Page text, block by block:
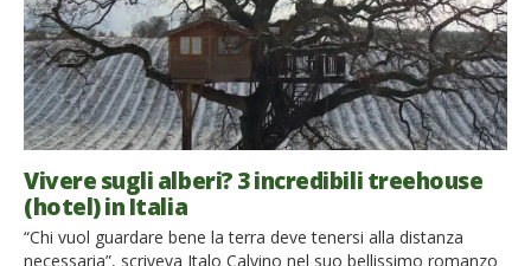
Vivere sugli alberi? 3 incredibili treehouse
(hotel) in Italia
“Chi vuol guardare bene la terra deve tenersi alla distanza
necessaria”, scriveva Italo Calvino nel suo bellissimo romanzo